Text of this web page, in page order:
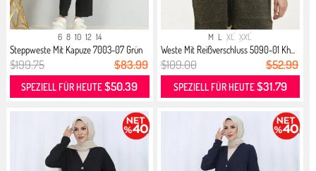
6 8 10 12 14
Steppweste Mit Kapuze 7003-07 Grün
$199.75 $83.99
SPEZIELL FÜR HEUTE$50.39
M L XL XXL
Weste Mit Reißverschluss 5090-01 Kh...
$109.00 $52.99
SPEZIELL FÜR HEUTE$31.79